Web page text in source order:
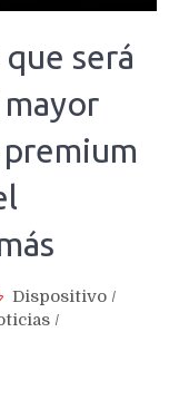
será
Dispositivo /
/